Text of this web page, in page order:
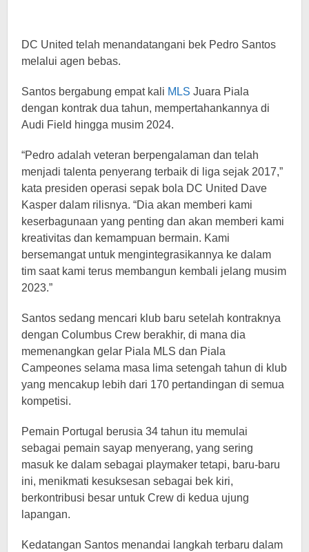
DC United telah menandatangani bek Pedro Santos
melalui agen bebas.
Santos bergabung empat kali MLS Juara Piala
dengan kontrak dua tahun, mempertahankannya di
Audi Field hingga musim 2024.
“Pedro adalah veteran berpengalaman dan telah
menjadi talenta penyerang terbaik di liga sejak 2017,”
kata presiden operasi sepak bola DC United Dave
Kasper dalam rilisnya. “Dia akan memberi kami
keserbagunaan yang penting dan akan memberi kami
kreativitas dan kemampuan bermain. Kami
bersemangat untuk mengintegrasikannya ke dalam
tim saat kami terus membangun kembali jelang musim
2023.”
Santos sedang mencari klub baru setelah kontraknya
dengan Columbus Crew berakhir, di mana dia
memenangkan gelar Piala MLS dan Piala
Campeones selama masa lima setengah tahun di klub
yang mencakup lebih dari 170 pertandingan di semua
kompetisi.
Pemain Portugal berusia 34 tahun itu memulai
sebagai pemain sayap menyerang, yang sering
masuk ke dalam sebagai playmaker tetapi, baru-baru
ini, menikmati kesuksesan sebagai bek kiri,
berkontribusi besar untuk Crew di kedua ujung
lapangan.
Kedatangan Santos menandai langkah terbaru dalam